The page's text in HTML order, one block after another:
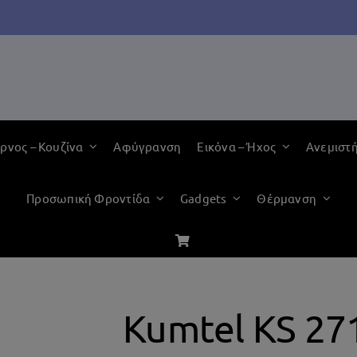
– Κουζίνα Αφύγρανση Εικόνα – Ήχος
Προσωπική Φροντίδα Gadgets Θέρμανση
Kumtel KS